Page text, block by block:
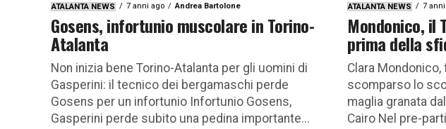
ATALANTA NEWS 7 anni ago Andrea Bartolone
Gosens, infortunio muscolare in Torino-
Atalanta
Non inizia bene Torino-Atalanta per gli uomini di
Gasperini: il tecnico dei bergamaschi perde
Gosens per un infortunio Infortunio Gosens,
Gasperini perde subito una pedina importante...
ATALANTA NEWS 7
Mondonico, il
prima della
Clara
scomparso lo
maglia granata
Cairo Nel pre-